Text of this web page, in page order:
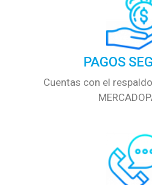
PAGOS
Cuentas con el